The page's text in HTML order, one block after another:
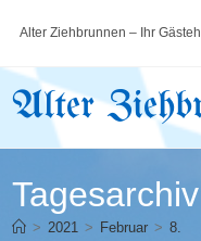
Inhalt
springen
Alter Ziehbrunnen – Ihr
Alter
> 2021 > Februar > 8.